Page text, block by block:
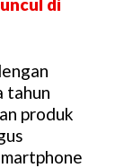
di
tahun
produk